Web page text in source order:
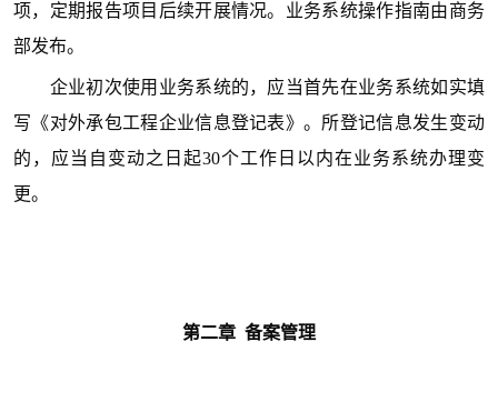
项，定期报告项目后续开展情况。业务系统操作指南由商务
部发布。
企业初次使用业务系统的，应当首先在业务系统如实填
写《对外承包工程企业信息登记表》。所登记信息发生变动
的，应当自变动之日起30个工作日以内在业务系统办理变
更。
第二章 备案管理